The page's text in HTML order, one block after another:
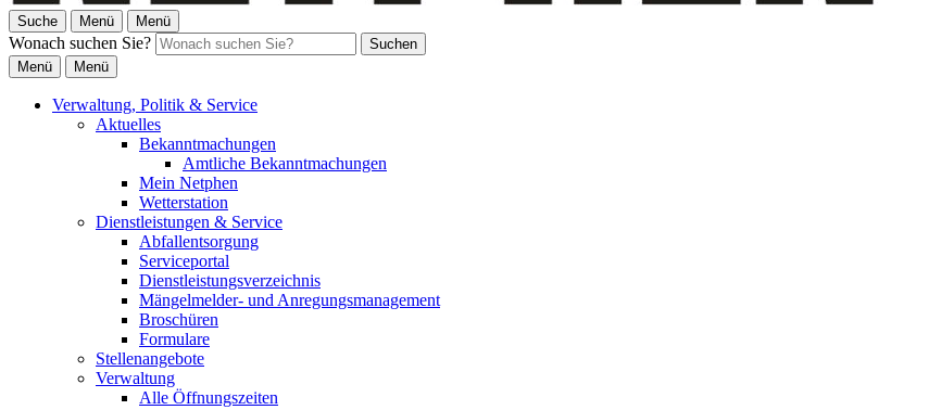
Suche Menü Menü
Wonach suchen Sie?
Suchen
Menü
Menü
Verwaltung, Politik & Service
Aktuelles
Bekanntmachungen
Amtliche Bekanntmachungen
Mein Netphen
Wetterstation
Dienstleistungen & Service
Abfallentsorgung
Serviceportal
Dienstleistungsverzeichnis
Mängelmelder- und Anregungsmanagement
Broschüren
Formulare
Stellenangebote
Verwaltung
Alle Öffnungszeiten